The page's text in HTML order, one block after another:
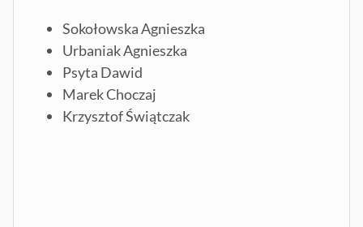
Sokołowska Agnieszka
Urbaniak Agnieszka
Psyta Dawid
Marek Choczaj
Krzysztof Świątczak